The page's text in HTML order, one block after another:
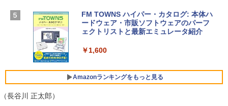
ン 15-fd 15.6インチ 16GBメモリ 512GB
SSD インテル Core 5
ersonal/Copilotキー搭載/Win 11/15.6型/
Core i5/16GB/SSD 512GB/ホワイト) FM
Windows版 | Minecraft (マインクラフ
ト): Java & Bedrock Edition | オンライ
FM TOWNS ハイパー・カタログ: 本体ハ
ードウェア・市販ソフトウェアのパーフ
ェクトリストと最新エミュレータ紹介
￥1,600
Amazonランキングをもっと見る
（長谷川 正太郎）